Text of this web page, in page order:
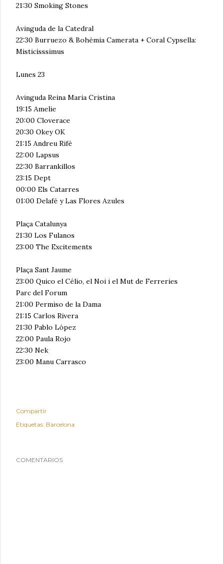
21:30 Smoking Stones
Avinguda de la Catedral
22:30 Burruezo & Bohèmia Camerata + Coral Cypsella:
Misticísssimus
Lunes 23
Avinguda Reina Maria Cristina
19:15 Amelie
20:00 Cloverace
20:30 Okey OK
21:15 Andreu Rifé
22:00 Lapsus
22:30 Barrankillos
23:15 Dept
00:00 Els Catarres
01:00 Delafé y Las Flores Azules
Plaça Catalunya
21:30 Los Fulanos
23:00 The Excitements
Plaça Sant Jaume
23:00 Quico el Célio, el Noi i el Mut de Ferreries
Parc del Forum
21:00 Permiso de la Dama
21:15 Carlos Rivera
21:30 Pablo López
22:00 Paula Rojo
22:30 Nek
23:00 Manu Carrasco
Compartir
Etiquetas: Barcelona
COMENTARIOS